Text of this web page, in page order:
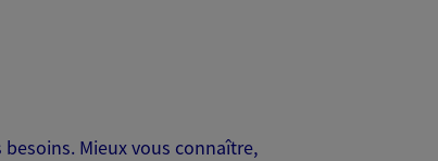
Mieux vous connaître,